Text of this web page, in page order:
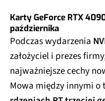
Karty GeForce RTX
października
Podczas wydarzenia
założyciel i prezes
najważniejsze cechy
Mowa między innymi o